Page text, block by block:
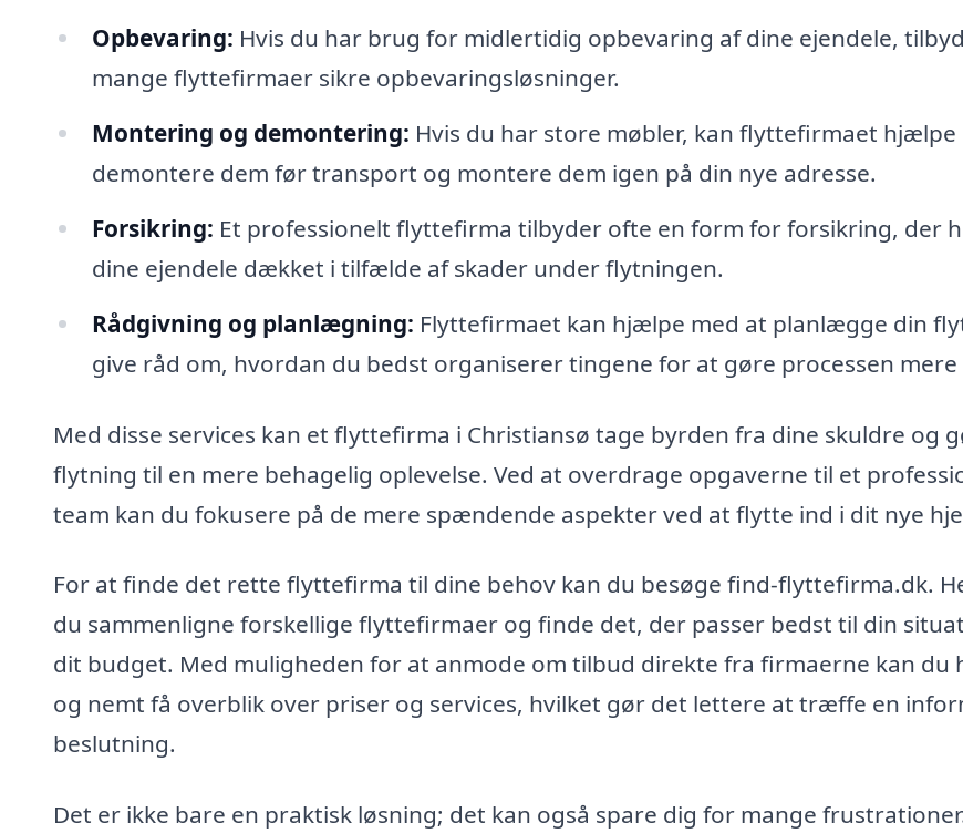
Opbevaring: Hvis du har brug for midlertidig opbevaring af dine ejendele,
mange flyttefirmaer sikre opbevaringsløsninger.
Montering og demontering: Hvis du har store møbler, kan flyttefirmaet hjælpe
demontere dem før transport og montere dem igen på din nye adresse.
Forsikring: Et professionelt flyttefirma tilbyder ofte en form for forsikring, der
dine ejendele dækket i tilfælde af skader under flytningen.
Rådgivning og planlægning: Flyttefirmaet kan hjælpe med at planlægge din
give råd om, hvordan du bedst organiserer tingene for at gøre processen mere
Med disse services kan et flyttefirma i Christiansø tage byrden fra dine skuldre og
flytning til en mere behagelig oplevelse. Ved at overdrage opgaverne til et
team kan du fokusere på de mere spændende aspekter ved at flytte ind i dit nye
For at finde det rette flyttefirma til dine behov kan du besøge find-flyttefirma.dk.
du sammenligne forskellige flyttefirmaer og finde det, der passer bedst til din
dit budget. Med muligheden for at anmode om tilbud direkte fra firmaerne kan du
og nemt få overblik over priser og services, hvilket gør det lettere at træffe en
beslutning.
Det er ikke bare en praktisk løsning; det kan også spare dig for mange